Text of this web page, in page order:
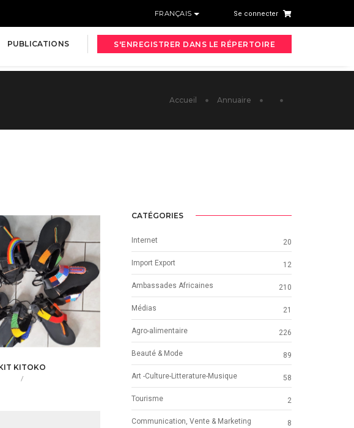
FRANÇAIS Se connecter
PUBLICATIONS S'ENREGISTRER DANS LE RÉPERTOIRE
Accueil Annuaire
KITOKO
/
CATÉGORIES
Internet 20
Import Export 12
Ambassades Africaines 210
Médias 21
Agro-alimentaire 226
Beauté & Mode 89
Art -Culture-Litterature-Musique 58
Tourisme 2
Communication, Vente & Marketing 8